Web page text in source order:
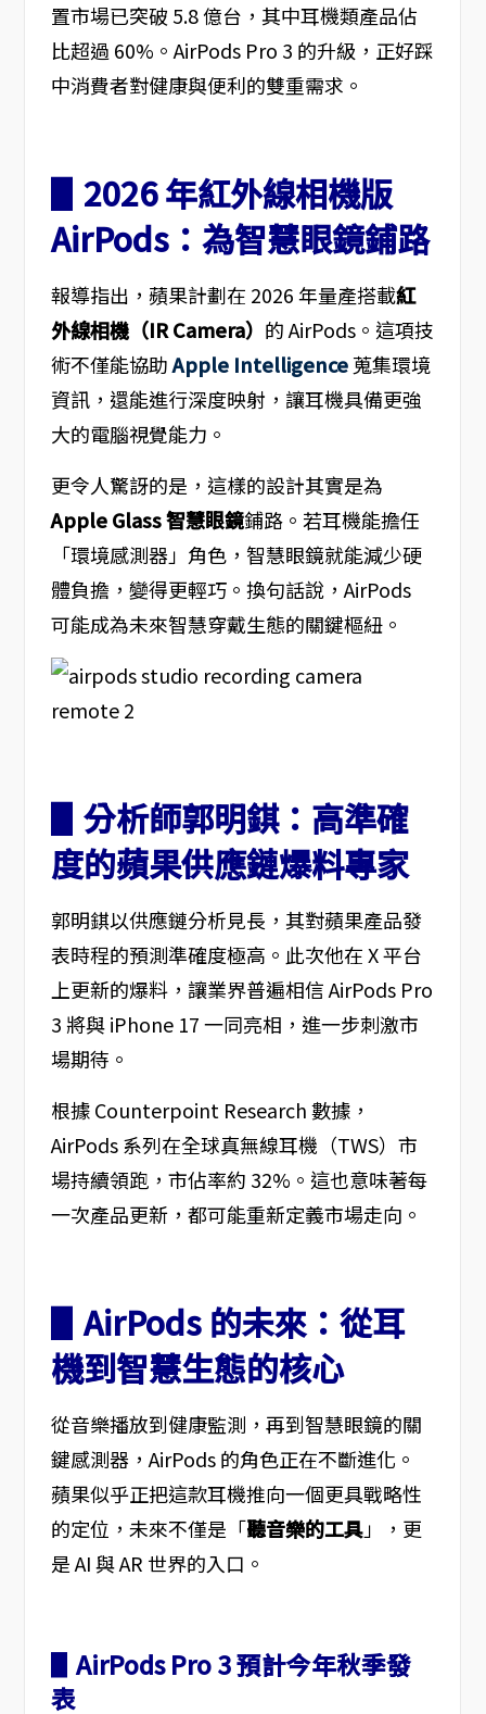
置市場已突破 5.8 億台，其中耳機類產品佔
比超過 60%。AirPods Pro 3 的升級，正好踩
中消費者對健康與便利的雙重需求。
▋2026 年紅外線相機版
AirPods：為智慧眼鏡鋪路
報導指出，蘋果計劃在 2026 年量產搭載紅
外線相機（IR Camera） 的 AirPods。這項技
術不僅能協助Apple Intelligence蒐集環境
資訊，還能進行深度映射，讓耳機具備更強
大的電腦視覺能力。
更令人驚訝的是，這樣的設計其實是為
Apple Glass 智慧眼鏡鋪路。若耳機能擔任
「環境感測器」角色，智慧眼鏡就能減少硬
體負擔，變得更輕巧。換句話說，AirPods
可能成為未來智慧穿戴生態的關鍵樞紐。
▋分析師郭明錤：高準確
度的蘋果供應鏈爆料專家
郭明錤以供應鏈分析見長，其對蘋果產品發
表時程的預測準確度極高。此次他在 X 平台
上更新的爆料，讓業界普遍相信 AirPods Pro
3 將與 iPhone 17 一同亮相，進一步刺激市
場期待。
根據 Counterpoint Research 數據，
AirPods 系列在全球真無線耳機（TWS）市
場持續領跑，市佔率約 32%。這也意味著每
一次產品更新，都可能重新定義市場走向。
▋AirPods 的未來：從耳
機到智慧生態的核心
從音樂播放到健康監測，再到智慧眼鏡的關
鍵感測器，AirPods 的角色正在不斷進化。
蘋果似乎正把這款耳機推向一個更具戰略性
的定位，未來不僅是「聽音樂的工具」，更
是 AI 與 AR 世界的入口。
▋AirPods Pro 3 預計今年秋季發
表